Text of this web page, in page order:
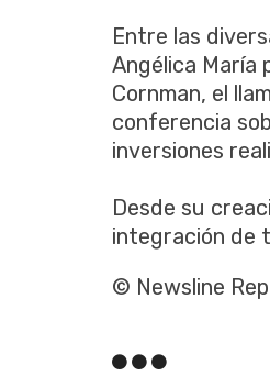
Entre las
Angélica María
Cornman, el
conferencia
inversiones
Desde su
integración de
© Newsline